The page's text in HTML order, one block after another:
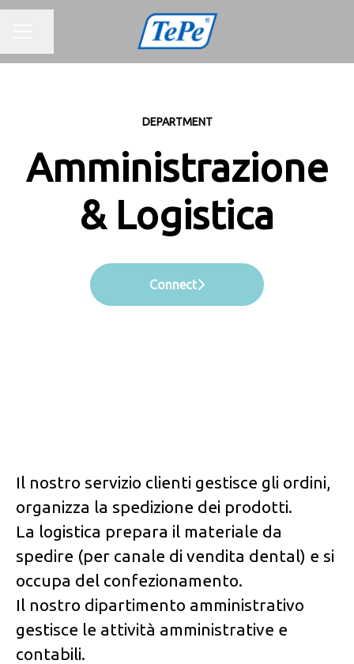
Condividi la pagina
DEPARTMENT
Amministrazione
& Logistica
Connect
Il nostro servizio clienti gestisce gli ordini,
organizza la spedizione dei prodotti.
La logistica prepara il materiale da
spedire (per canale di vendita dental) e si
occupa del confezionamento.
Il nostro dipartimento amministrativo
gestisce le attività amministrative e
contabili.